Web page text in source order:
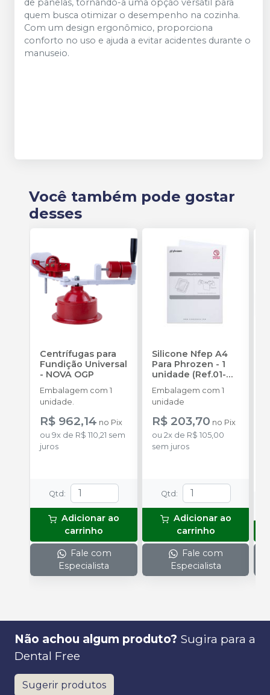
de panelas, tornando-a uma opção versátil para
quem busca otimizar o desempenho na cozinha.
Com um design ergonômico, proporciona
conforto no uso e ajuda a evitar acidentes durante o
manuseio.
Você também pode gostar
desses
Centrífugas para
Fundição Universal
- NOVA OGP
Embalagem com 1
unidade.
R$ 962,14 no Pix
ou 9x de R$ 110,21 sem
juros
Qtd :
Adicionar ao
carrinho
Fale com
Especialista
Silicone Nfep A4
Para Phrozen - 1
unidade (Ref.01-
121)
ODONTOMEGA
Embalagem com 1
unidade
R$ 203,70 no Pix
ou 2x de R$ 105,00
sem juros
Qtd :
Adicionar ao
carrinho
Fale com
Especialista
Não achou algum produto? Sugira para a
Dental Free
Sugerir produtos